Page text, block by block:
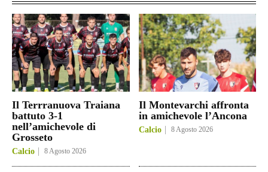
Il Terrranuova Traiana
battuto 3-1
nell’amichevole di
Grosseto
Calcio 8 Agosto 2026
Il Montevarchi affronta
in amichevole l’Ancona
Calcio 8 Agosto 2026